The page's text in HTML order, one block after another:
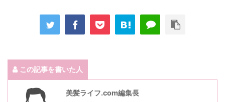
この記事を書いた人
美髪ライフ.com編集長